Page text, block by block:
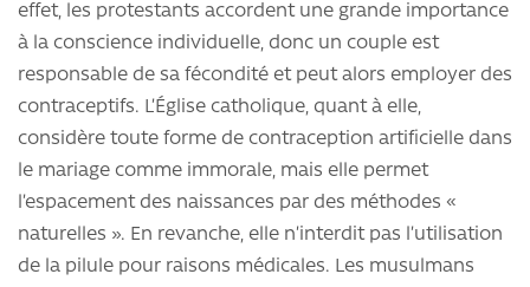
effet, les protestants accordent une grande importance
à la conscience individuelle, donc un couple est
responsable de sa fécondité et peut alors employer des
contraceptifs. L’Église catholique, quant à elle,
considère toute forme de contraception artificielle dans
le mariage comme immorale, mais elle permet
l’espacement des naissances par des méthodes «
naturelles ». En revanche, elle n’interdit pas l’utilisation
de la pilule pour raisons médicales. Les musulmans